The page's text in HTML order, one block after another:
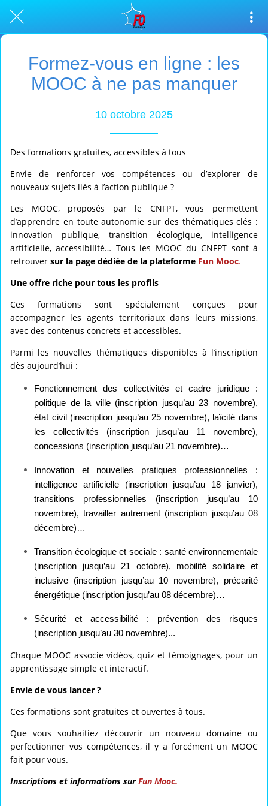
Formez-vous en ligne : les
MOOC à ne pas manquer
10 octobre 2025
Des formations gratuites, accessibles à tous
Envie de renforcer vos compétences ou d’explorer de
nouveaux sujets liés à l’action publique ?
Les MOOC, proposés par le CNFPT, vous permettent
d’apprendre en toute autonomie sur des thématiques clés :
innovation publique, transition écologique, intelligence
artificielle, accessibilité… Tous les MOOC du CNFPT sont à
retrouver sur la page dédiée de la plateforme Fun Mooc.
Une offre riche pour tous les profils
Ces formations sont spécialement conçues pour
accompagner les agents territoriaux dans leurs missions,
avec des contenus concrets et accessibles.
Parmi les nouvelles thématiques disponibles à l’inscription
dès aujourd’hui :
Fonctionnement des collectivités et cadre juridique:
politique de la ville (inscription jusqu’au 23 novembre),
état civil (inscription jusqu’au 25 novembre), laïcité dans
les collectivités (inscription jusqu’au 11 novembre),
concessions (inscription jusqu’au 21 novembre)…
Innovation et nouvelles pratiques professionnelles :
intelligence artificielle (inscription jusqu’au 18 janvier),
transitions professionnelles (inscription jusqu’au 10
novembre), travailler autrement (inscription jusqu’au 08
décembre)…
Transition écologique et sociale: santé environnementale
(inscription jusqu’au 21 octobre), mobilité solidaire et
inclusive (inscription jusqu’au 10 novembre), précarité
énergétique (inscription jusqu’au 08 décembre)…
Sécurité et accessibilité : prévention des risques
(inscription jusqu’au 30 novembre)...
Chaque MOOC associe vidéos, quiz et témoignages, pour un
apprentissage simple et interactif.
Envie de vous lancer ?
Ces formations sont gratuites et ouvertes à tous.
Que vous souhaitiez découvrir un nouveau domaine ou
perfectionner vos compétences, il y a forcément un MOOC
fait pour vous.
Inscriptions et informations surFun Mooc.